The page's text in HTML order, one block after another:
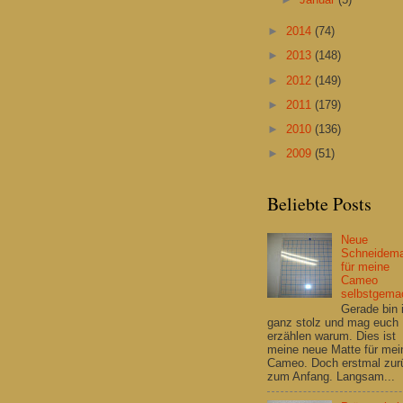
► 2014 (74)
► 2013 (148)
► 2012 (149)
► 2011 (179)
► 2010 (136)
► 2009 (51)
Beliebte Posts
Neue
für meine
Cameo
Gerade bin
ganz stolz und mag euch
erzählen warum. Dies ist
meine neue Matte für
Cameo. Doch erstmal
zum Anfang. Langsam...